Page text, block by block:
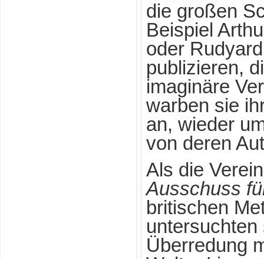
die großen
Beispiel
oder
publizieren,
imaginäre
warben sie
an, wieder
von deren
Als die
Ausschuss
britischen
Überredung